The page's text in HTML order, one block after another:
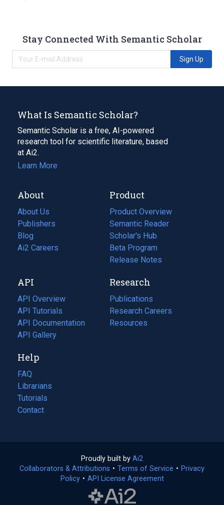
Stay Connected With Semantic Scholar
Sign Up
What Is Semantic Scholar?
Semantic Scholar is a free, AI-powered
research tool for scientific literature, based
at Ai2.
Learn More
About
About Us
Publishers
Blog
(opens
in
tab)
Ai2 Careers
(opens
new
tab)
Product
Product Overview
Semantic Reader
Scholar's Hub
Beta Program
Release Notes
API
API Overview
API Tutorials
API Documentation
(opens
in
new
tab)
API Gallery
Research
Publications
(opens
in
a
Research Careers
(opens
in
Resources
(opens
Help
FAQ
Librarians
Tutorials
Contact
Proudly built by Ai2
in
a
Collaborators & Attributions • Terms of Service (opens
• Privacy
Policy(opens
• API License Agreement